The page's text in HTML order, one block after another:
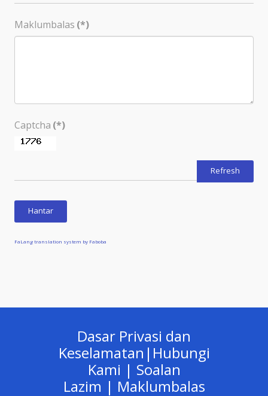
Maklumbalas (*)
Captcha (*)
Refresh
Hantar
FaLang translation system by Faboba
Dasar Privasi dan
Keselamatan | Hubungi
Kami | Soalan
Lazim | Maklumbalas